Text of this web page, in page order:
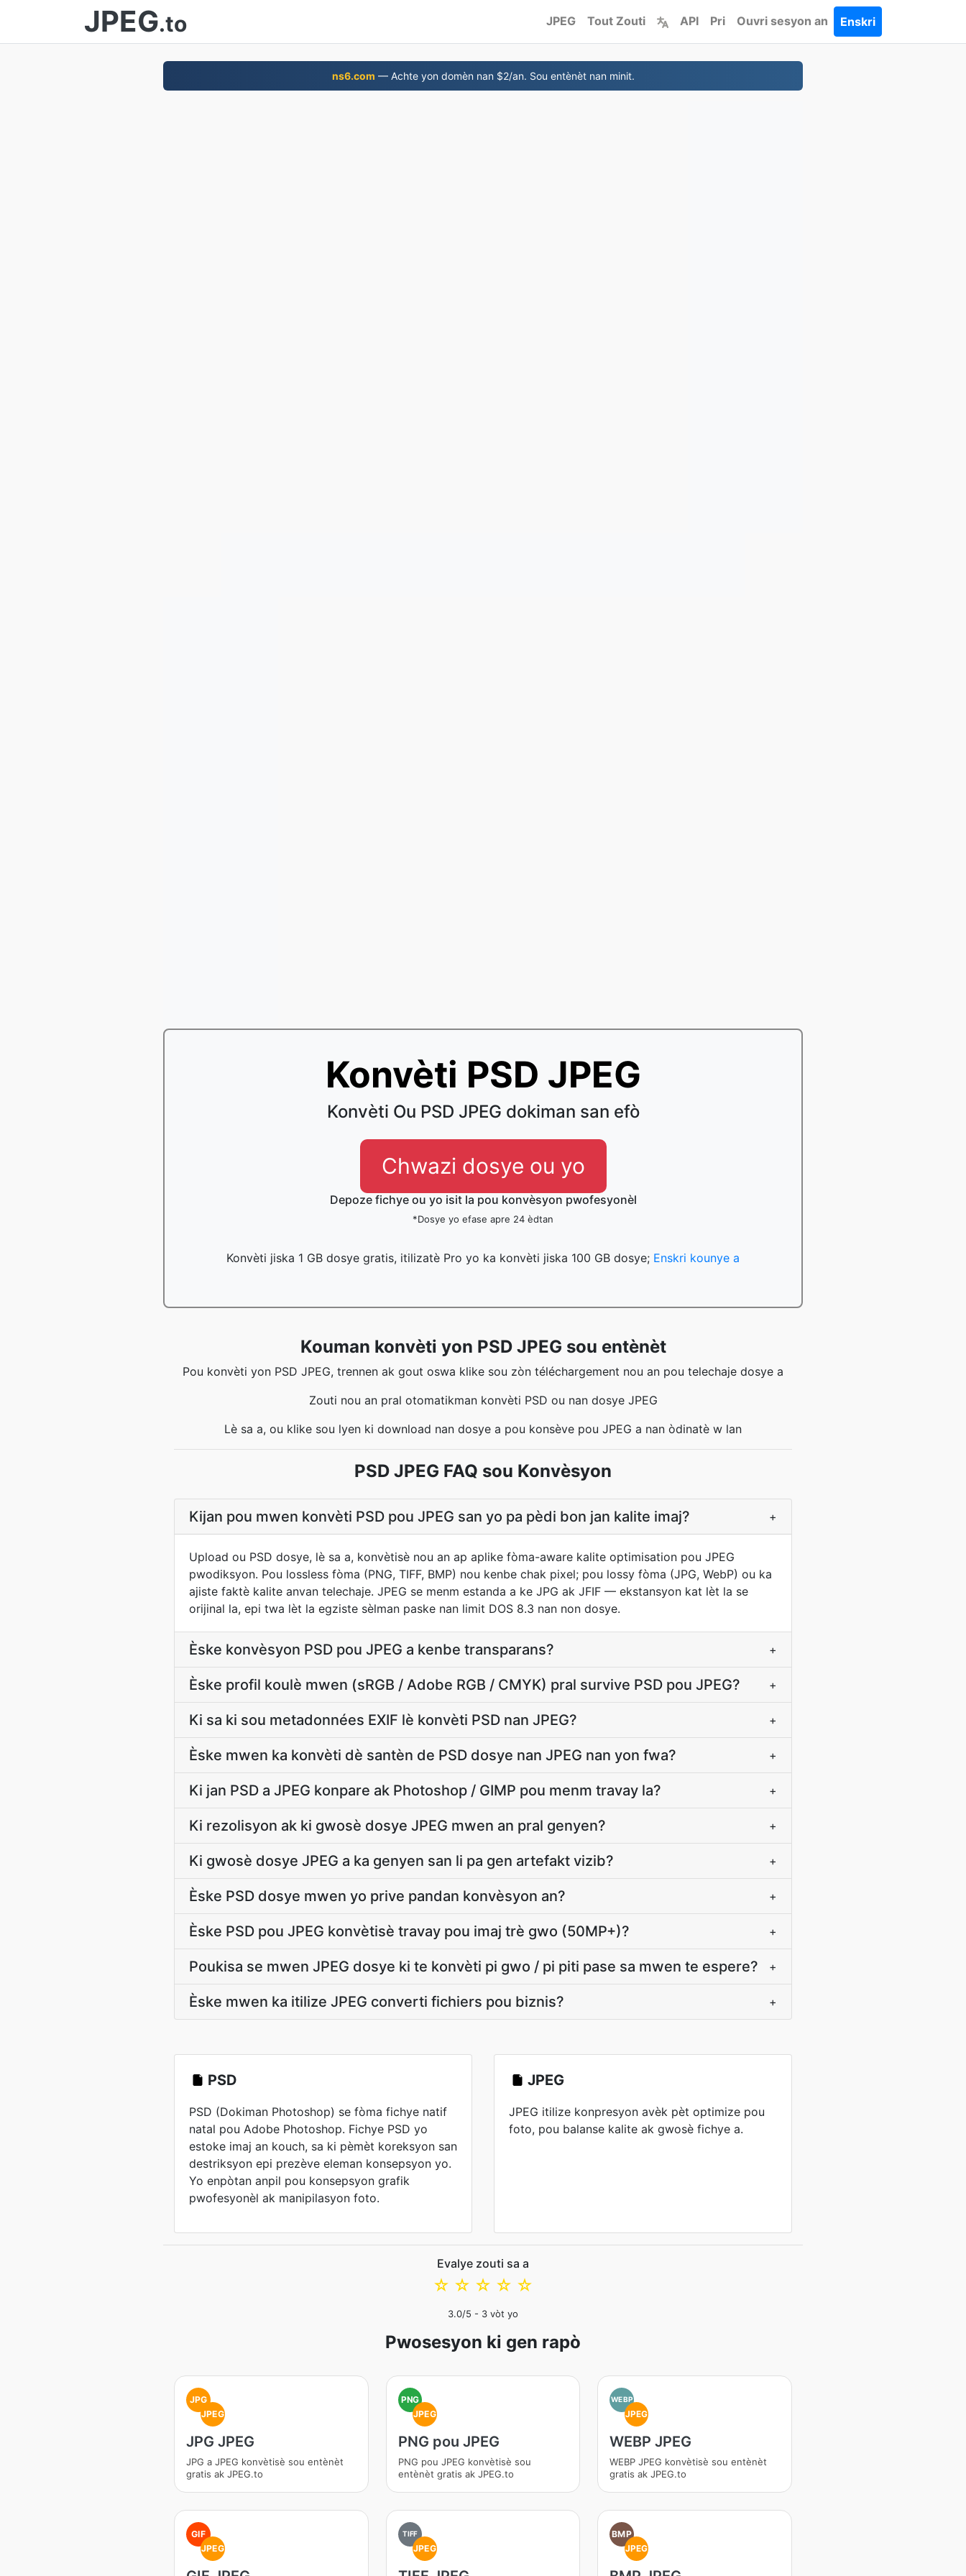
JPEG.to JPEG Tout Zouti API Pri Ouvri sesyon an Enskri
ns6.com — Achte yon domèn nan $2/an. Sou entènèt nan minit.
Konvèti PSD JPEG
Konvèti Ou PSD JPEG dokiman san efò
Chwazi dosye ou yo
Depoze fichye ou yo isit la pou konvèsyon pwofesyonèl
*Dosye yo efase apre 24 èdtan
Konvèti jiska 1 GB dosye gratis, itilizatè Pro yo ka konvèti jiska 100 GB dosye; Enskri kounye a
Kouman konvèti yon PSD JPEG sou entènèt
Pou konvèti yon PSD JPEG, trennen ak gout oswa klike sou zòn téléchargement nou an pou telechaje dosye a
Zouti nou an pral otomatikman konvèti PSD ou nan dosye JPEG
Lè sa a, ou klike sou lyen ki download nan dosye a pou konsève pou JPEG a nan òdinatè w lan
PSD JPEG FAQ sou Konvèsyon
Kijan pou mwen konvèti PSD pou JPEG san yo pa pèdi bon jan kalite imaj? +
Upload ou PSD dosye, lè sa a, konvètisè nou an ap aplike fòma-aware kalite optimisation pou JPEG
pwodiksyon. Pou lossless fòma (PNG, TIFF, BMP) nou kenbe chak pixel; pou lossy fòma (JPG, WebP) ou ka
ajiste faktè kalite anvan telechaje. JPEG se menm estanda a ke JPG ak JFIF — ekstansyon kat lèt la se
orijinal la, epi twa lèt la egziste sèlman paske nan limit DOS 8.3 nan non dosye.
Èske konvèsyon PSD pou JPEG a kenbe transparans? +
Èske profil koulè mwen (sRGB / Adobe RGB / CMYK) pral survive PSD pou JPEG? +
Ki sa ki sou metadonnées EXIF lè konvèti PSD nan JPEG? +
Èske mwen ka konvèti dè santèn de PSD dosye nan JPEG nan yon fwa? +
Ki jan PSD a JPEG konpare ak Photoshop / GIMP pou menm travay la? +
Ki rezolisyon ak ki gwosè dosye JPEG mwen an pral genyen? +
Ki gwosè dosye JPEG a ka genyen san li pa gen artefakt vizib? +
Èske PSD dosye mwen yo prive pandan konvèsyon an? +
Èske PSD pou JPEG konvètisè travay pou imaj trè gwo (50MP+)? +
Poukisa se mwen JPEG dosye ki te konvèti pi gwo / pi piti pase sa mwen te espere? +
Èske mwen ka itilize JPEG converti fichiers pou biznis? +
PSD
PSD (Dokiman Photoshop) se fòma fichye natif
natal pou Adobe Photoshop. Fichye PSD yo
estoke imaj an kouch, sa ki pèmèt koreksyon san
destriksyon epi prezève eleman konsepsyon yo.
Yo enpòtan anpil pou konsepsyon grafik
pwofesyonèl ak manipilasyon foto.
JPEG
JPEG itilize konpresyon avèk pèt optimize pou
foto, pou balanse kalite ak gwosè fichye a.
Evalye zouti sa a
☆
☆
☆
☆
☆
3.0/5 - 3 vòt yo
Pwosesyon ki gen rapò
JPG
JPEG
JPG JPEG
JPG a JPEG konvètisè sou entènèt
gratis ak JPEG.to
PNG
JPEG
PNG pou JPEG
PNG pou JPEG konvètisè sou
entènèt gratis ak JPEG.to
WEBP
JPEG
WEBP JPEG
WEBP JPEG konvètisè sou entènèt
gratis ak JPEG.to
GIF
JPEG
TIFF
JPEG
BMP
JPEG